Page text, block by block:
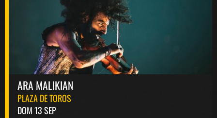
ARA MALIKIAN
PLAZA DE TOROS
DOM 13 SEP